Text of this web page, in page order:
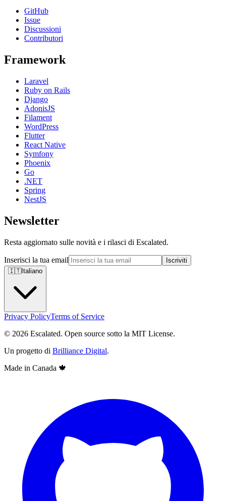
GitHub
Issue
Discussioni
Contributori
Framework
Laravel
Ruby on Rails
Django
AdonisJS
Filament
WordPress
Flutter
React Native
Symfony
Phoenix
Go
.NET
Spring
NestJS
Newsletter
Resta aggiornato sulle novità e i rilasci di Escalated.
Inserisci la tua email
Iscriviti
🇮🇹Italiano
Privacy PolicyTerms of Service
© 2026 Escalated. Open source sotto la MIT License.
Un progetto di Brilliance Digital.
Made in Canada 🍁